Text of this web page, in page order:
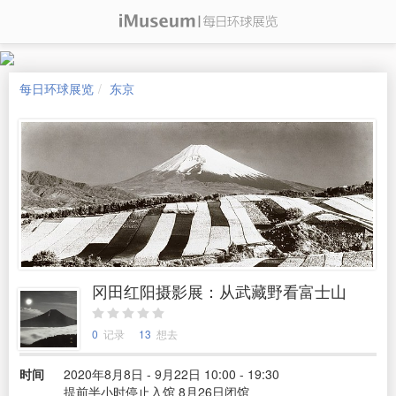
每日环球展览 东京
冈田红阳摄影展：从武藏野看富士山
0 记录 13 想去
时间
2020年8月8日 - 9月22日 10:00 - 19:30
提前半小时停止入馆 8月26日闭馆